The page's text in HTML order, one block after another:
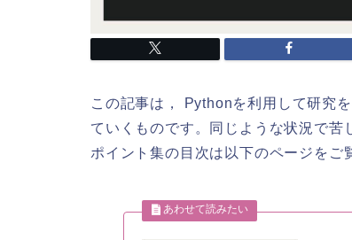
この記事は， Pythonを利用して研究
ていくものです。同じような状況で
ポイント集の目次は以下のページをご